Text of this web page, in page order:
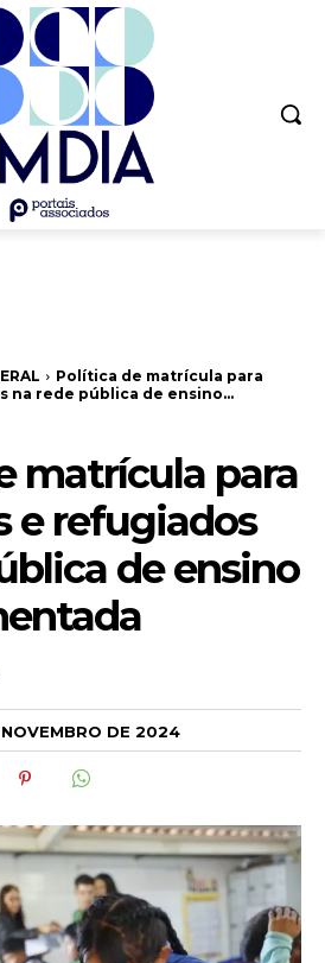
Política de matrícula para
na rede pública de ensino...
matrícula para
e refugiados
de ensino
NOVEMBRO DE 2024